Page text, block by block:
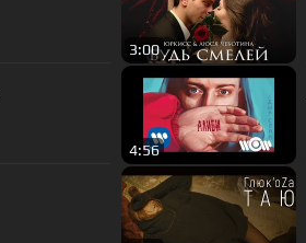
3:00
4:56